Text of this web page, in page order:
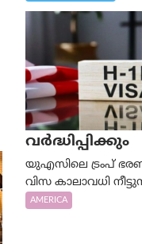
വർദ്ധിപ്പിക്കും
യുഎസിലെ ട്രംപ്
വിസ കാലാവധി
AMERICA